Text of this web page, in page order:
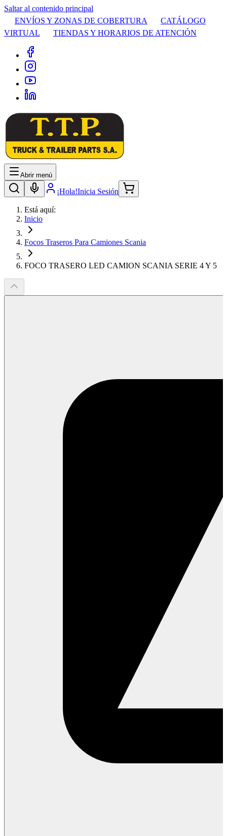
Saltar al contenido principal
ENVÍOS Y ZONAS DE COBERTURA
CATÁLOGO
VIRTUAL
TIENDAS Y HORARIOS DE ATENCIÓN
Abrir menú
¡Hola!Inicia Sesión
Está aquí:
Inicio
Focos Traseros Para Camiones Scania
FOCO TRASERO LED CAMION SCANIA SERIE 4 Y 5